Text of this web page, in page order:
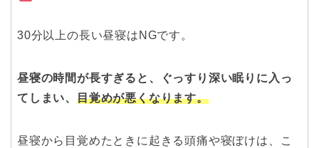
30分以上の長い昼寝はNGです。
昼寝の時間が長すぎると、ぐっすり深い眠りに入っ
てしまい、 目覚めが悪くなります。
昼寝から目覚めたときに起きる頭痛や寝ぼけは、こ